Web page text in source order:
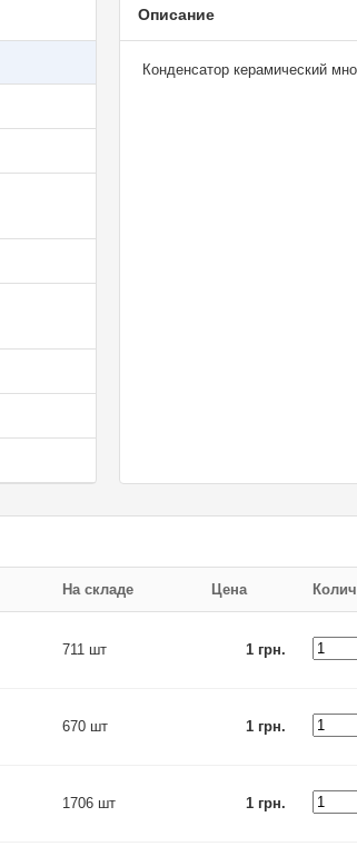
Описание
Конденсатор керамический
На складе Цена
711 шт 1 грн.
670 шт 1 грн.
1706 шт 1 грн.